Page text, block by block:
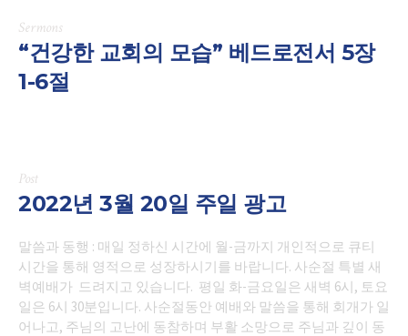
Sermons
“건강한 교회의 모습” 베드로전서 5장
1-6절
Post
2022년 3월 20일 주일 광고
말씀과 동행 : 매일 정하신 시간에 월-금까지 개인적으로 큐티
시간을 통해 영적으로 성장하시기를 바랍니다. 사순절 특별 새
벽예배가 드려지고 있습니다. 평일 화-금요일은 새벽 6시, 토요
일은 6시 30분입니다. 사순절동안 예배와 말씀을 통해 회개가 일
어나고, 주님의 고난에 동참하며 부활 소망으로 주님과 깊이 동